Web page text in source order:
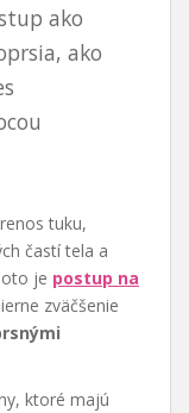
ako
ako
tuku,
častí tela a
je postup na
zväčšenie
ktoré majú